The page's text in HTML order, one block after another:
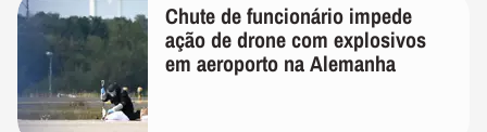
Chute de funcionário impede
ação de drone com explosivos
em aeroporto na Alemanha